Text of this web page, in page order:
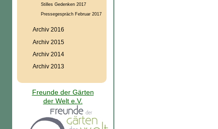
Stilles Gedenken 2017
Pressegespräch Februar 2017
Archiv 2016
Archiv 2015
Archiv 2014
Archiv 2013
Freunde der Gärten
der Welt e.V.